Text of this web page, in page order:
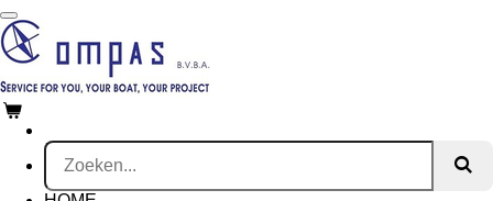
Ga
direct
naar
hoofdinhoud